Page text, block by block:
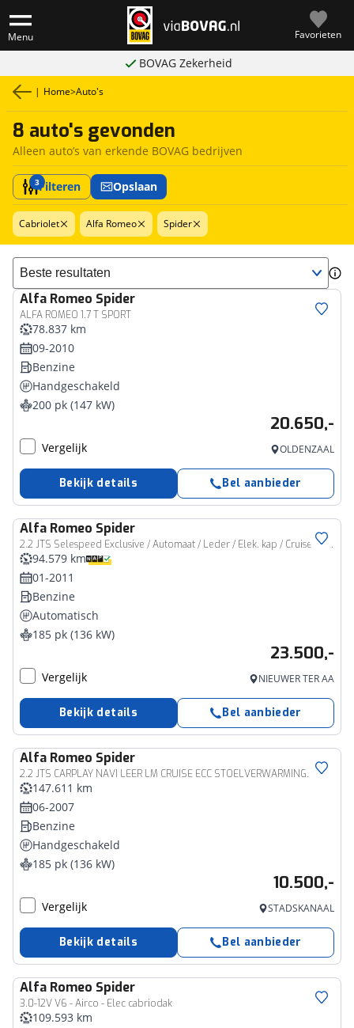
Menu Favorieten
BOVAG Zekerheid
| Home>Auto's
8 auto's gevonden
Alleen auto’s van erkende BOVAG bedrijven
3Filteren Opslaan
Cabriolet Alfa Romeo Spider
Sorteer resultaten
Alfa Romeo Spider
ALFA ROMEO 1.7 T SPORT
78.837 km
09-2010
Benzine
Handgeschakeld
200 pk (147 kW)
20.650,-
Vergelijk OLDENZAAL
Bekijk details Bel aanbieder
Alfa Romeo Spider
2.2 JTS Selespeed Exclusive / Automaat / Leder / Elek. kap / Cruise / 94dkm NAP / Climate
94.579 km
01-2011
Benzine
Automatisch
185 pk (136 kW)
23.500,-
Vergelijk NIEUWER TER AA
Bekijk details Bel aanbieder
Alfa Romeo Spider
2.2 JTS CARPLAY NAVI LEER LM CRUISE ECC STOELVERWARMING.
147.611 km
06-2007
Benzine
Handgeschakeld
185 pk (136 kW)
10.500,-
Vergelijk STADSKANAAL
Bekijk details Bel aanbieder
Alfa Romeo Spider
3.0-12V V6 - Airco - Elec cabriodak
109.593 km